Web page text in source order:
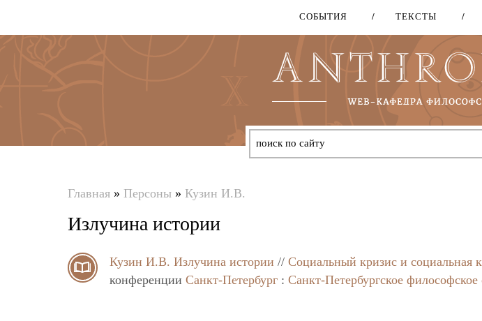
Перейти
основному
содержанию
СОБЫТИЯ ТЕКСТЫ
здесь
Главная » Персоны » Кузин И.В.
Излучина истории
Кузин И.В. Излучина истории // Социальный кризис и социальная
конференции Санкт-Петербург : Санкт-Петербургское